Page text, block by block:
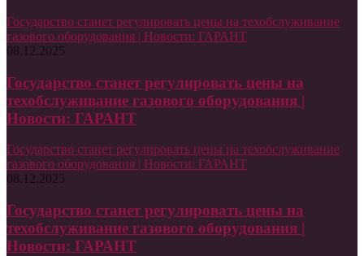
Государство станет регулировать цены на техобслуживание
газового оборудования | Новости: ГАРАНТ
08.12.2025
Государство станет регулировать цены на
техобслуживание газового оборудования |
Новости: ГАРАНТ
Государство станет регулировать цены на техобслуживание
газового оборудования | Новости: ГАРАНТ
08.12.2025
Государство станет регулировать цены на
техобслуживание газового оборудования |
Новости: ГАРАНТ